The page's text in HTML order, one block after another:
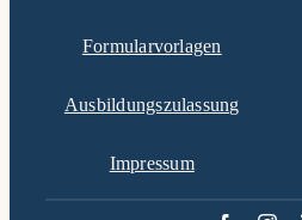
Formularvorlagen
Ausbildungszulassung
Impressum